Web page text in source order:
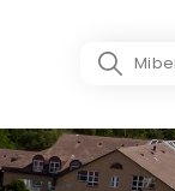
Search